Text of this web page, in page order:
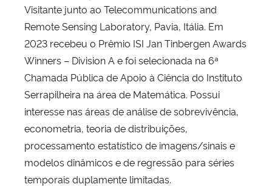
Visitante junto ao Telecommunications and
Remote Sensing Laboratory, Pavia, Itália. Em
2023 recebeu o Prêmio ISI Jan Tinbergen Awards
Winners – Division A e foi selecionada na 6ª
Chamada Pública de Apoio à Ciência do Instituto
Serrapilheira na área de Matemática. Possui
interesse nas áreas de análise de sobrevivência,
econometria, teoria de distribuições,
processamento estatístico de imagens/sinais e
modelos dinâmicos e de regressão para séries
temporais duplamente limitadas.